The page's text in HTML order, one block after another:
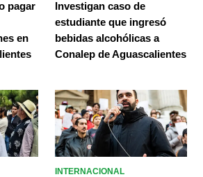
pagar
en
Investigan caso de
estudiante que ingresó
bebidas alcohólicas a
Conalep de Aguascalientes
INTERNACIONAL